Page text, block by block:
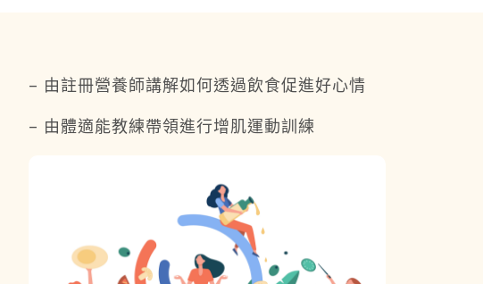
– 由註冊營養師講解如何透過飲食促進好心情
– 由體適能教練帶領進行增肌運動訓練